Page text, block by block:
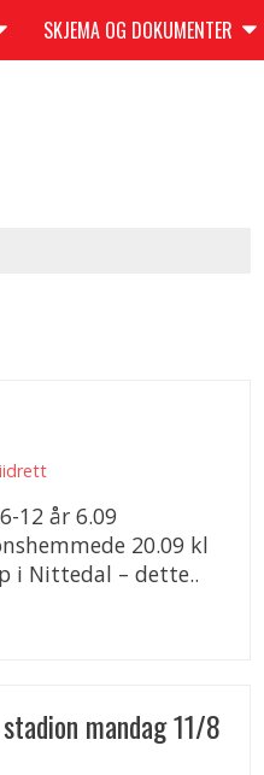
SKJEMA OG DOKUMENTER
12 år 6.09
20.09 kl
i Nittedal – dette..
mandag 11/8